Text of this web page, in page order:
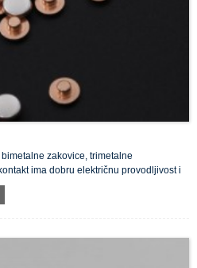
zakovice, trimetalne
ima dobru električnu provodljivost i
3 - 28% bakra može
na plamen.